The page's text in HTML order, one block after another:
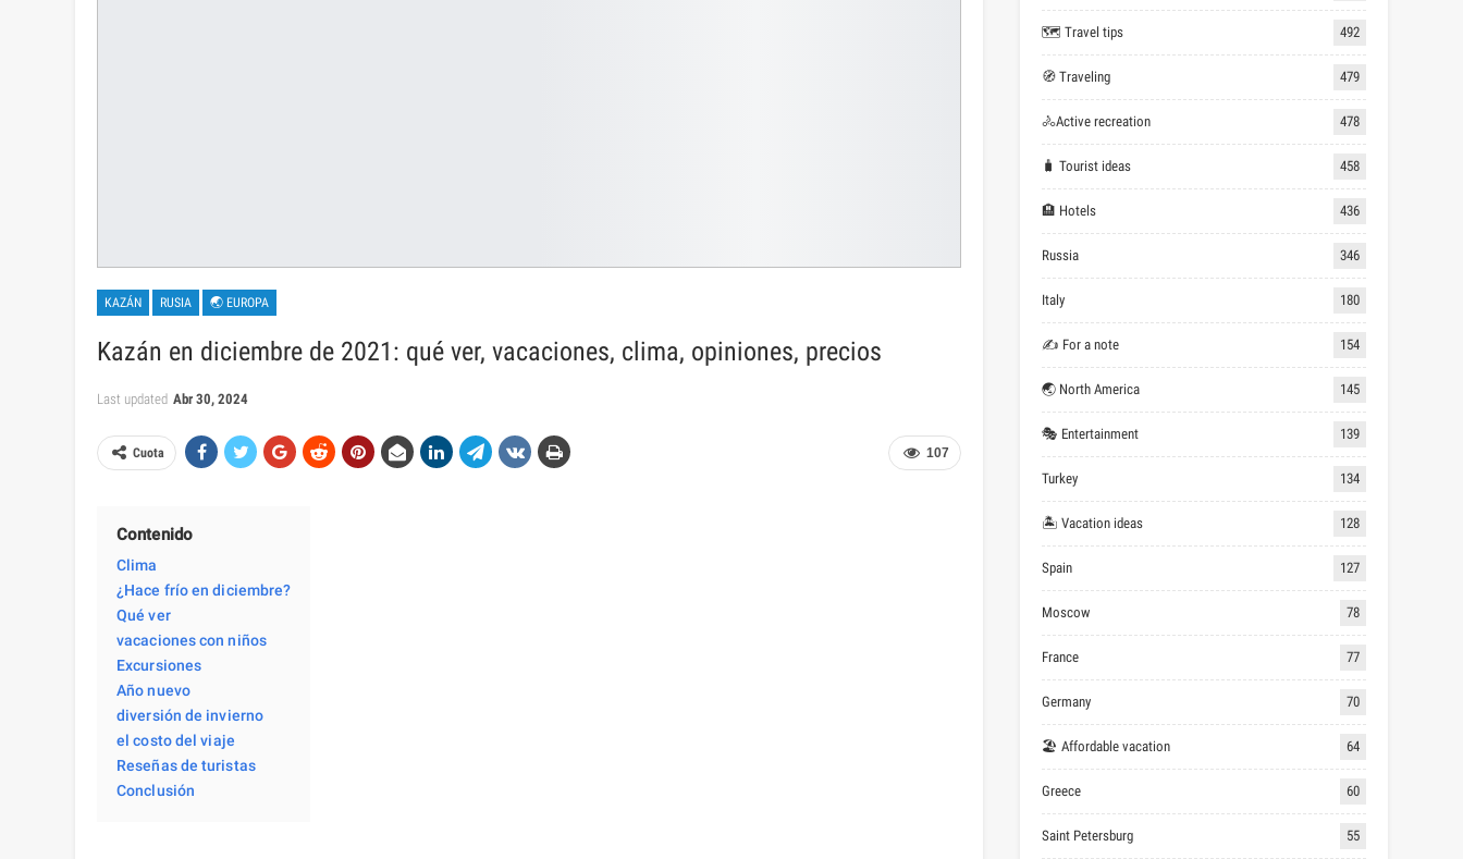
KAZÁN RUSIA 🌏 EUROPA
Kazán en diciembre de 2021: qué ver, vacaciones, clima, opiniones, precios
Last updated Abr 30, 2024
107
Cuota
Contenido
Clima
¿Hace frío en diciembre?
Qué ver
vacaciones con niños
Excursiones
Año nuevo
diversión de invierno
el costo del viaje
Reseñas de turistas
Conclusión
🗺 Travel tips 492
🧭 Traveling 479
🚴Active recreation 478
🧳 Tourist ideas 458
🏨 Hotels 436
Russia 346
Italy 180
✍ For a note 154
🌏 North America 145
🎭 Entertainment 139
Turkey 134
🏝 Vacation ideas 128
Spain 127
Moscow 78
France 77
Germany 70
🏖 Affordable vacation 64
Greece 60
Saint Petersburg 55